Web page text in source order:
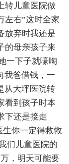
转儿童医院做
左右”这时全家
放弃时我还是
的母亲孩子来
一下子就嚎啕
我爸借钱，一
从大坪医院转
看到孩子时本
下还是接走
生你一定得救救
们儿童医院的
，明天可能要